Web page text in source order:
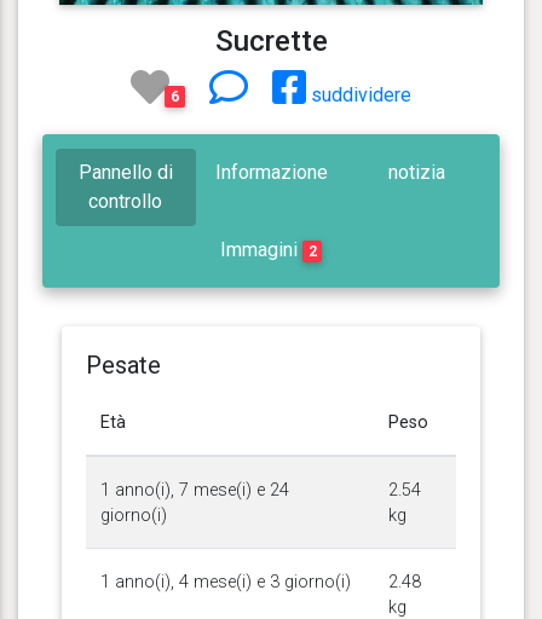
Sucrette
6 suddividere
Pannello di
controllo
Informazione notizia
Immagini 2
Pesate
Età Peso
1 anno(i), 7 mese(i) e 24
giorno(i)
2.54
kg
1 anno(i), 4 mese(i) e 3 giorno(i)
2.48
kg